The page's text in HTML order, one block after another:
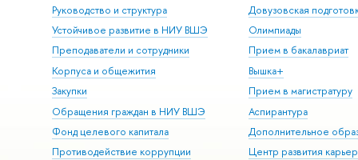
Руководство и структура
Устойчивое развитие в НИУ ВШЭ
Преподаватели и сотрудники
Корпуса и общежития
Закупки
Обращения граждан в НИУ ВШЭ
Фонд целевого капитала
Противодействие коррупции
Довузовская
Олимпиады
Прием в бакалавриат
Вышка+
Прием в магистратуру
Аспирантура
Дополнительное
Центр развития